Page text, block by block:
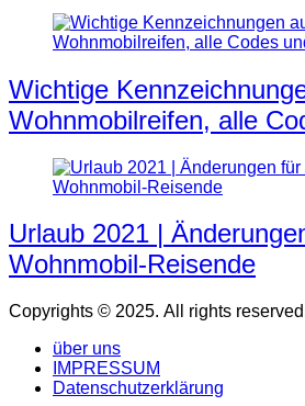
Wichtige
Wohnmobilreifen, alle
Urlaub 2021 |
Wohnmobil-Reisende
Copyrights © 2025. All rights
über uns
IMPRESSUM
Datenschutzerklärung